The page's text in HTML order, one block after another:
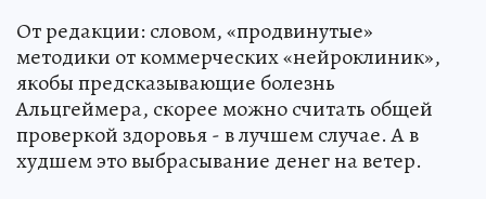
От редакции: словом, «продвинутые»
методики от коммерческих «нейроклиник»,
якобы предсказывающие болезнь
Альцгеймера, скорее можно считать общей
проверкой здоровья - в лучшем случае. А в
худшем это выбрасывание денег на ветер.